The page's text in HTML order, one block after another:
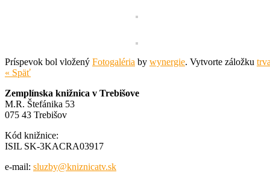
Príspevok bol vložený Fotogaléria by wynergie. Vytvorte záložku
« Späť
Zemplínska knižnica v Trebišove
M.R. Štefánika 53
075 43 Trebišov
Kód knižnice:
ISIL SK-3KACRA03917
e-mail: sluzby@kniznicatv.sk